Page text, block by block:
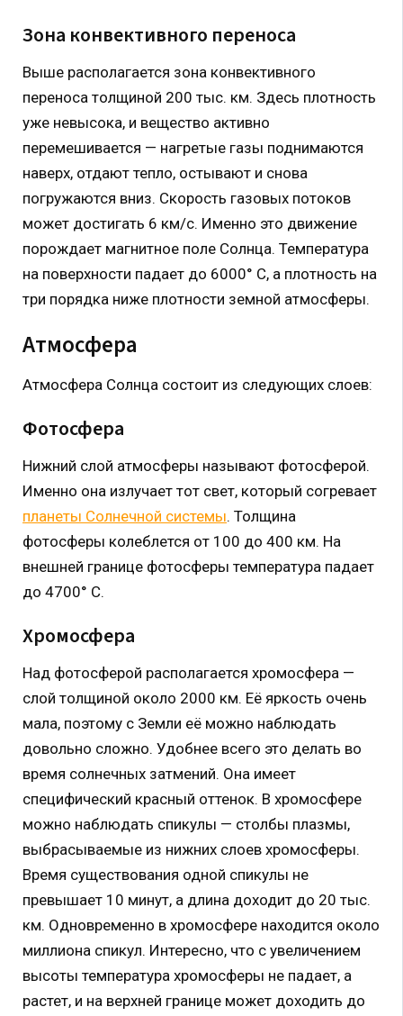
Зона конвективного переноса
Выше располагается зона конвективного
переноса толщиной 200 тыс. км. Здесь плотность
уже невысока, и вещество активно
перемешивается — нагретые газы поднимаются
наверх, отдают тепло, остывают и снова
погружаются вниз. Скорость газовых потоков
может достигать 6 км/с. Именно это движение
порождает магнитное поле Солнца. Температура
на поверхности падает до 6000° С, а плотность на
три порядка ниже плотности земной атмосферы.
Атмосфера
Атмосфера Солнца состоит из следующих слоев:
Фотосфера
Нижний слой атмосферы называют фотосферой.
Именно она излучает тот свет, который согревает
планеты Солнечной системы. Толщина
фотосферы колеблется от 100 до 400 км. На
внешней границе фотосферы температура падает
до 4700° С.
Хромосфера
Над фотосферой располагается хромосфера —
слой толщиной около 2000 км. Её яркость очень
мала, поэтому с Земли её можно наблюдать
довольно сложно. Удобнее всего это делать во
время солнечных затмений. Она имеет
специфический красный оттенок. В хромосфере
можно наблюдать спикулы — столбы плазмы,
выбрасываемые из нижних слоев хромосферы.
Время существования одной спикулы не
превышает 10 минут, а длина доходит до 20 тыс.
км. Одновременно в хромосфере находится около
миллиона спикул. Интересно, что с увеличением
высоты температура хромосферы не падает, а
растет, и на верхней границе может доходить до